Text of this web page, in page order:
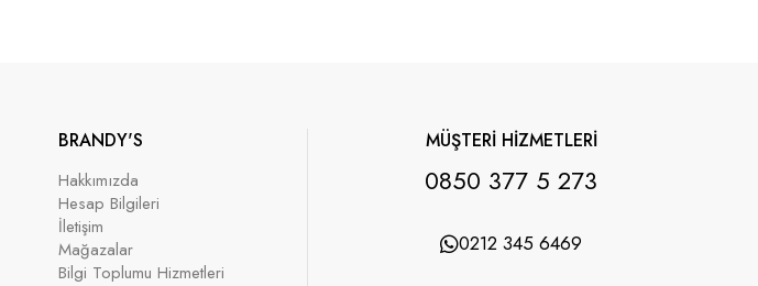
BRANDY'S
Hakkımızda
Hesap Bilgileri
İletişim
Mağazalar
Bilgi Toplumu Hizmetleri
MÜŞTERİ HİZMETLERİ
0850 377 5 273
0212 345 6469